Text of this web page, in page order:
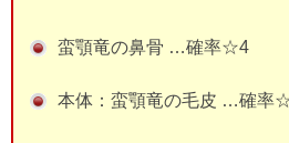
蛮顎竜の鼻骨 …確率☆4
本体：蛮顎竜の毛皮 …確率